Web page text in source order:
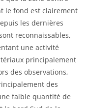
le fond est clairement
les dernières
reconnaissables,
une activité
principalement
des observations,
des
faible quantité de